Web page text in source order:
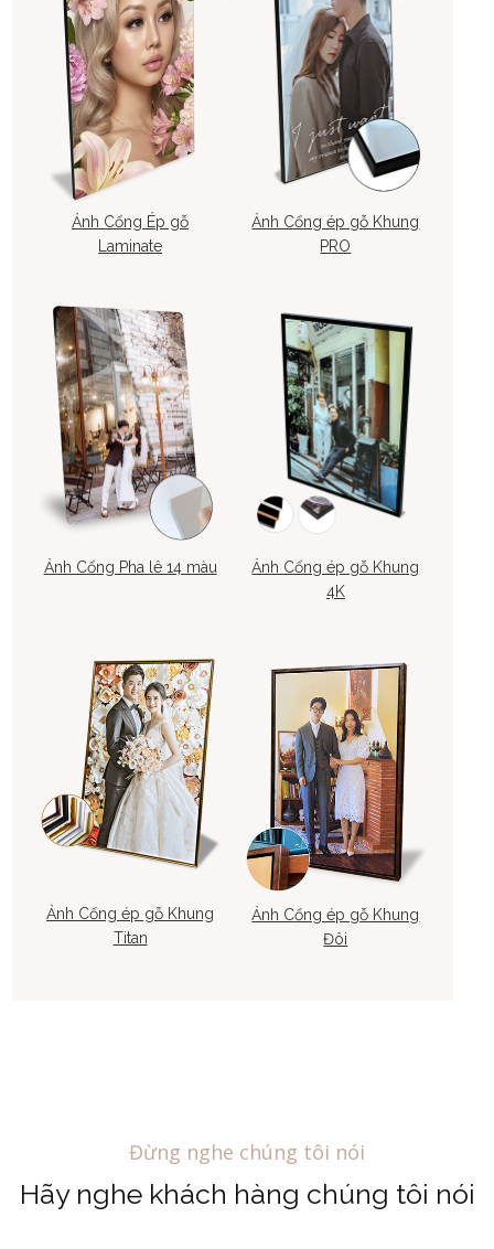
Ảnh Cổng Ép gỗ
Laminate
Ảnh Cổng ép gỗ Khung
PRO
Ảnh Cổng Pha lê 14 màu
Ảnh Cổng ép gỗ Khung
4K
Ảnh Cổng ép gỗ Khung
Titan
Ảnh Cổng ép gỗ Khung
Đôi
Đừng nghe chúng tôi nói
Hãy nghe khách hàng chúng tôi nói